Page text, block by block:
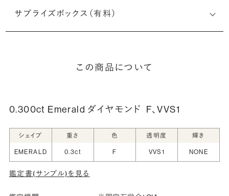
サプライズボックス（有料）
この商品について
0.300ct Emerald ダイヤモンド F、VVS1
シェイプ 重さ 色 透明度 輝き
EMERALD 0.3ct F VVS1 NONE
鑑定書(サンプル)を見る